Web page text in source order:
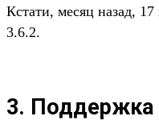
Кстати, месяц назад,
3.6.2.
3. Поддержка